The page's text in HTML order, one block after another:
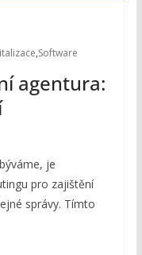
,Software
agentura:
je
pro zajištění
správy. Tímto